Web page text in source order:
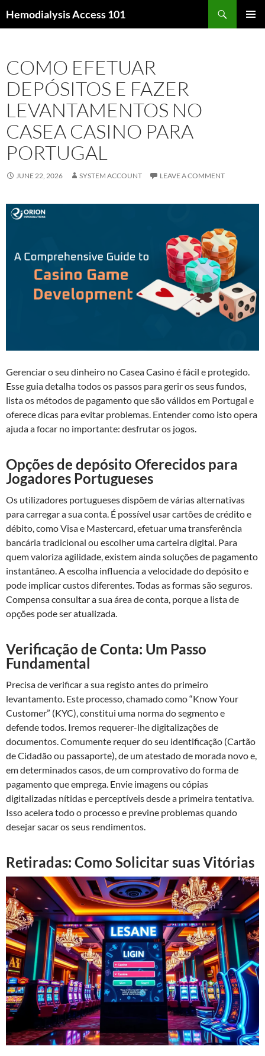
toHemodialysis Access 101
COMO EFETUAR
DEPÓSITOS E FAZER
LEVANTAMENTOS NO
CASEA CASINO PARA
PORTUGAL
JUNE 22, 2026 SYSTEM ACCOUNT LEAVE A COMMENT
Gerenciar o seu dinheiro no Casea Casino é fácil e protegido.
Esse guia detalha todos os passos para gerir os seus fundos,
lista os métodos de pagamento que são válidos em Portugal e
oferece dicas para evitar problemas. Entender como isto opera
ajuda a focar no importante: desfrutar os jogos.
Opções de depósito Oferecidos para
Jogadores Portugueses
Os utilizadores portugueses dispõem de várias alternativas
para carregar a sua conta. É possível usar cartões de crédito e
débito, como Visa e Mastercard, efetuar uma transferência
bancária tradicional ou escolher uma carteira digital. Para
quem valoriza agilidade, existem ainda soluções de pagamento
instantâneo. A escolha influencia a velocidade do depósito e
pode implicar custos diferentes. Todas as formas são seguros.
Compensa consultar a sua área de conta, porque a lista de
opções pode ser atualizada.
Verificação de Conta: Um Passo
Fundamental
Precisa de verificar a sua registo antes do primeiro
levantamento. Este processo, chamado como “Know Your
Customer” (KYC), constitui uma norma do segmento e
defende todos. Iremos requerer-lhe digitalizações de
documentos. Comumente requer do seu identificação (Cartão
de Cidadão ou passaporte), de um atestado de morada novo e,
em determinados casos, de um comprovativo do forma de
pagamento que emprega. Envie imagens ou cópias
digitalizadas nítidas e perceptíveis desde a primeira tentativa.
Isso acelera todo o processo e previne problemas quando
desejar sacar os seus rendimentos.
Retiradas: Como Solicitar suas Vitórias